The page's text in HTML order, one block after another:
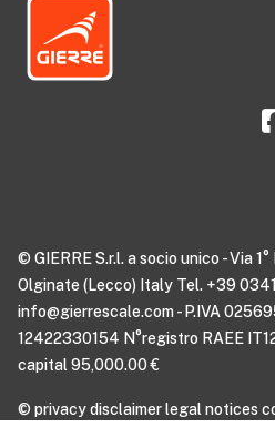
© GIERRE S.r.l. a socio unico - Via
Olginate (Lecco) Italy Tel. +39
info@gierrescale.com - P.IVA
12422330154 N°registro RAEE
capital 95,000.00 €
© privacy disclaimer legal notices